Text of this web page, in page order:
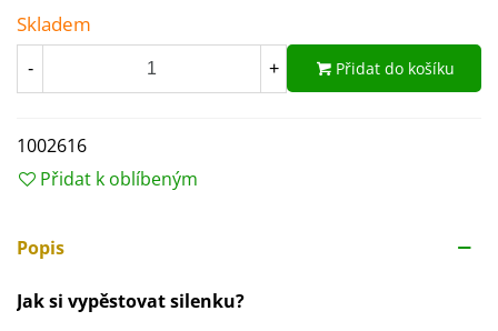
Skladem
- + Přidat do košíku
1002616
Přidat k oblíbeným
Popis
Jak si vypěstovat silenku?